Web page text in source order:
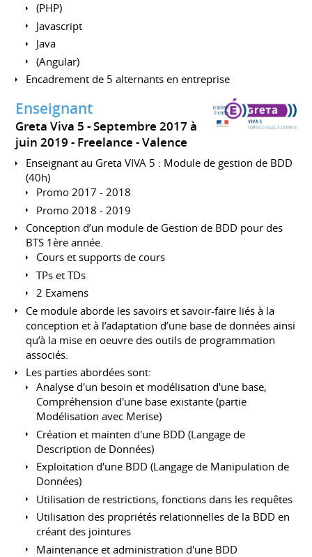
(PHP)
Javascript
Java
(Angular)
Encadrement de 5 alternants en entreprise
Enseignant
Greta Viva 5
Septembre 2017 à
juin 2019 Freelance Valence
Enseignant au Greta VIVA 5 : Module de gestion de BDD
(40h)
Promo 2017 - 2018
Promo 2018 - 2019
Conception d’un module de Gestion de BDD pour des
BTS 1ère année.
Cours et supports de cours
TPs et TDs
2 Examens
Ce module aborde les savoirs et savoir-faire liés à la
conception et à l’adaptation d’une base de données ainsi
qu’à la mise en oeuvre des outils de programmation
associés.
Les parties abordées sont:
Analyse d'un besoin et modélisation d'une base,
Compréhension d'une base existante (partie
Modélisation avec Merise)
Création et mainten d'une BDD (Langage de
Description de Données)
Exploitation d'une BDD (Langage de Manipulation de
Données)
Utilisation de restrictions, fonctions dans les requêtes
Utilisation des propriétés relationnelles de la BDD en
créant des jointures
Maintenance et administration d'une BDD